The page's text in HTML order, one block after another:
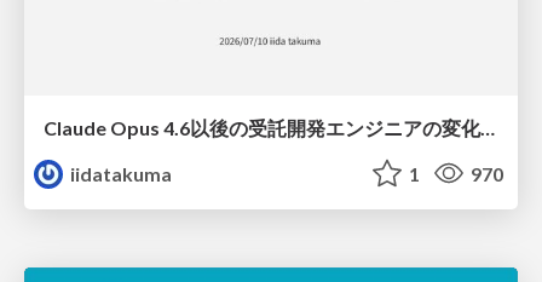
Claude Opus 4.6以後の受託開発エンジニアの変化(Claude Code開発ノウハウ大公開スペシャルbyクラスメソッド)
iidatakuma
1 970